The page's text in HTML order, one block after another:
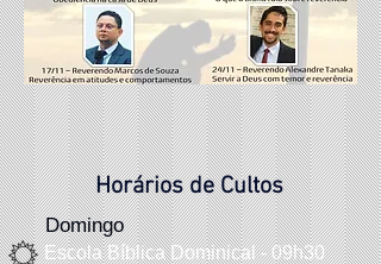
Horários de Cultos
Escola Bíblica Dominical - 09h30
Domingo